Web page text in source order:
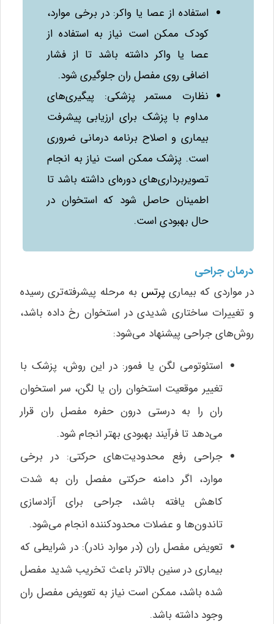
استفاده از عصا یا واکر: در برخی موارد،
کودک ممکن است نیاز به استفاده از
عصا یا واکر داشته باشد تا از فشار
اضافی روی مفصل ران جلوگیری شود.
نظارت مستمر پزشکی: پیگیری‌های
مداوم با پزشک برای ارزیابی پیشرفت
بیماری و اصلاح برنامه درمانی ضروری
است. پزشک ممکن است نیاز به انجام
تصویربرداری‌های دوره‌ای داشته باشد تا
اطمینان حاصل شود که استخوان در
حال بهبودی است.
درمان جراحی
در مواردی که بیماریپرتس به مرحله پیشرفته‌تری رسیده
و تغییرات ساختاری شدیدی در استخوان رخ داده باشد،
روش‌های جراحی پیشنهاد می‌شود:
استئوتومی لگن یا فمور: در این روش، پزشک با
تغییر موقعیت استخوان ران یا لگن، سر استخوان
ران را به درستی درون حفره مفصل ران قرار
می‌دهد تا فرآیند بهبودی بهتر انجام شود.
جراحی رفع محدودیت‌های حرکتی: در برخی
موارد، اگر دامنه حرکتی مفصل ران به شدت
کاهش یافته باشد، جراحی برای آزادسازی
تاندون‌ها و عضلات محدودکننده انجام می‌شود.
تعویض مفصل ران (در موارد نادر): در شرایطی که
بیماری در سنین بالاتر باعث تخریب شدید مفصل
شده باشد، ممکن است نیاز به تعویض مفصل ران
وجود داشته باشد.